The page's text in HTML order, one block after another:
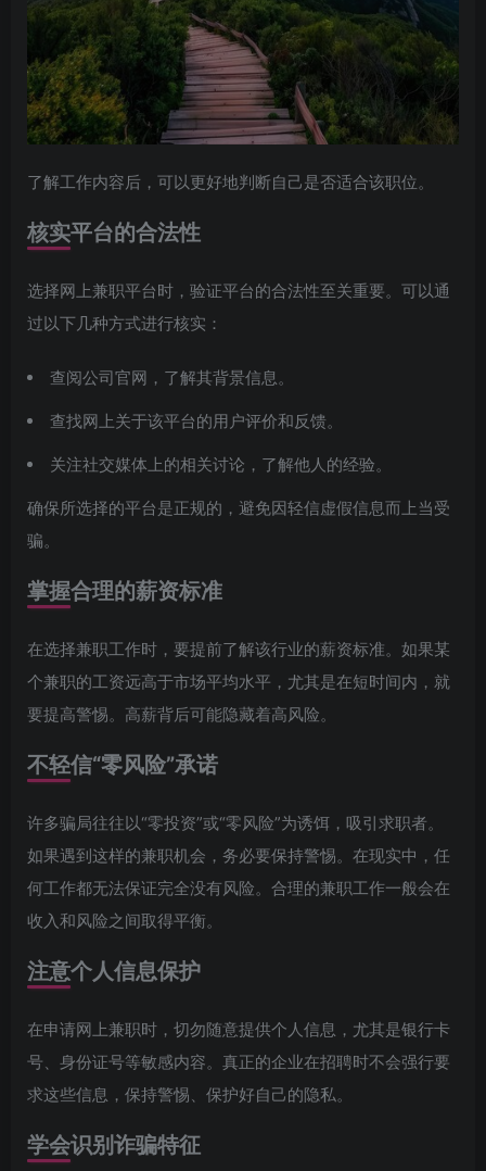
了解工作内容后，可以更好地判断自己是否适合该职位。
核实平台的合法性
选择网上兼职平台时，验证平台的合法性至关重要。可以通
过以下几种方式进行核实：
查阅公司官网，了解其背景信息。
查找网上关于该平台的用户评价和反馈。
关注社交媒体上的相关讨论，了解他人的经验。
确保所选择的平台是正规的，避免因轻信虚假信息而上当受
骗。
掌握合理的薪资标准
在选择兼职工作时，要提前了解该行业的薪资标准。如果某
个兼职的工资远高于市场平均水平，尤其是在短时间内，就
要提高警惕。高薪背后可能隐藏着高风险。
不轻信“零风险”承诺
许多骗局往往以“零投资”或“零风险”为诱饵，吸引求职者。
如果遇到这样的兼职机会，务必要保持警惕。在现实中，任
何工作都无法保证完全没有风险。合理的兼职工作一般会在
收入和风险之间取得平衡。
注意个人信息保护
在申请网上兼职时，切勿随意提供个人信息，尤其是银行卡
号、身份证号等敏感内容。真正的企业在招聘时不会强行要
求这些信息，保持警惕、保护好自己的隐私。
学会识别诈骗特征